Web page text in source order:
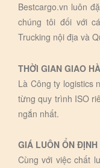
Bestcargo.vn luôn
chúng tôi đối với
Trucking nội địa và
THỜI GIAN GIAO
Là Công ty logistics
từng quy trình ISO
ngắn nhất.
GIÁ LUÔN ỔN ĐỊNH
Cùng với việc chất